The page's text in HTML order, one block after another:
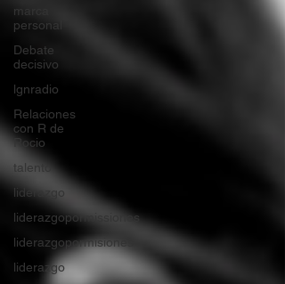
marca
personal
Debate
decisivo
lgnradio
Relaciones
con R de
Rocio
talento
liderazgo
liderazgopormissiones
liderazgopormisiones
liderazgo